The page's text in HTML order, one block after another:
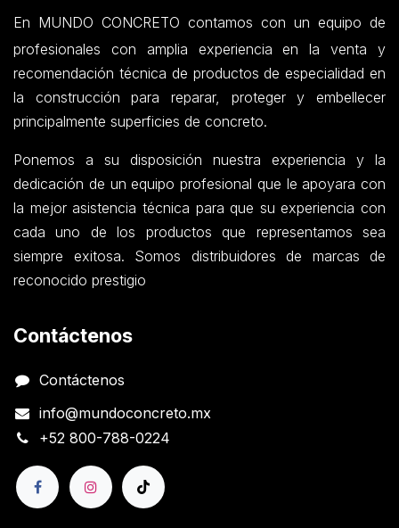
En MUNDO CONCRETO contamos con un equipo de
profesionales con amplia experiencia en la venta y
recomendación técnica de productos de especialidad en
la construcción para reparar, proteger y embellecer
principalmente superficies de concreto.
Ponemos a su disposición nuestra experiencia y la
dedicación de un equipo profesional que le apoyara con
la mejor asistencia técnica para que su experiencia con
cada uno de los productos que representamos sea
siempre exitosa. Somos distribuidores de marcas de
reconocido prestigio
Contáctenos
Contáctenos
info@mundoconcreto.mx
+52 800-788-0224